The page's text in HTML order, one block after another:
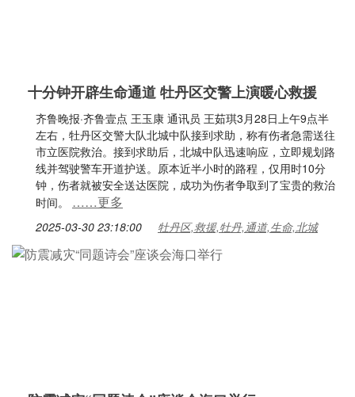
十分钟开辟生命通道 牡丹区交警上演暖心救援
齐鲁晚报·齐鲁壹点 王玉康 通讯员 王茹琪3月28日上午9点半
左右，牡丹区交警大队北城中队接到求助，称有伤者急需送往
市立医院救治。接到求助后，北城中队迅速响应，立即规划路
线并驾驶警车开道护送。原本近半小时的路程，仅用时10分
钟，伤者就被安全送达医院，成功为伤者争取到了宝贵的救治
时间。 ……更多
2025-03-30 23:18:00 牡丹区,救援,牡丹,通道,生命,北城